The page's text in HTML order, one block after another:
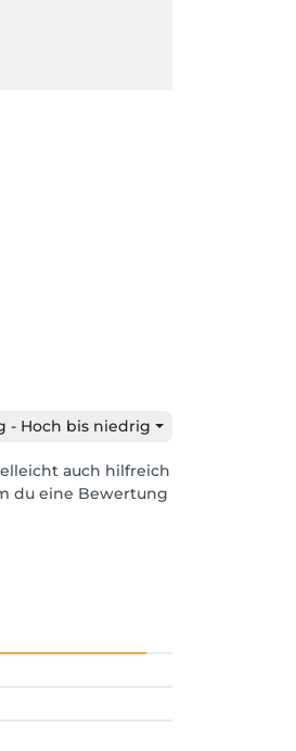
- Hoch bis niedrig
auch hilfreich
du eine Bewertung